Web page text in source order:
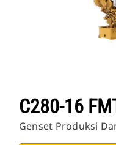
C280-16
Genset Produksi